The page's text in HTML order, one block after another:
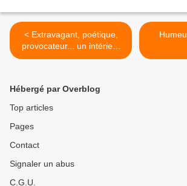
< Extravagant, poétique,
provocateur... un intérieur
de Jorge Canete
Hébergé par Overblog
Top articles
Pages
Contact
Signaler un abus
C.G.U.